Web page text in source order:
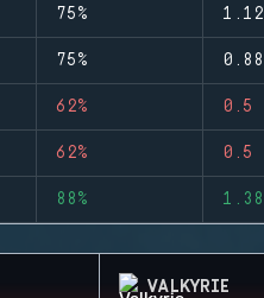
75% 1.12
75% 0.88
62% 0.5
62% 0.5
88% 1.38
VALKYRIE